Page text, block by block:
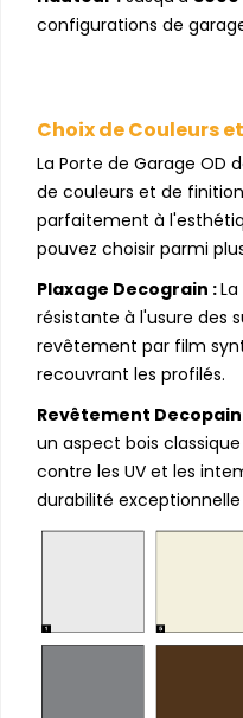
configurations de
Choix de Couleurs
La Porte de Garage OD
de couleurs et de
parfaitement à
pouvez choisir parmi
Plaxage Decograin :
résistante à l'usure des
revêtement par film
recouvrant les profilés.
Revêtement
un aspect bois
contre les UV et les
durabilité